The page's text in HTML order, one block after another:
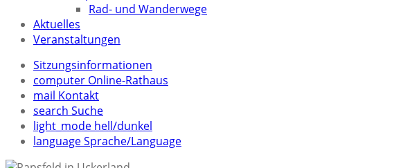
Rad- und Wanderwege
Aktuelles
Veranstaltungen
Sitzungsinformationen
computer Online-Rathaus
mail Kontakt
search Suche
light_mode hell/dunkel
languageSprache/Language